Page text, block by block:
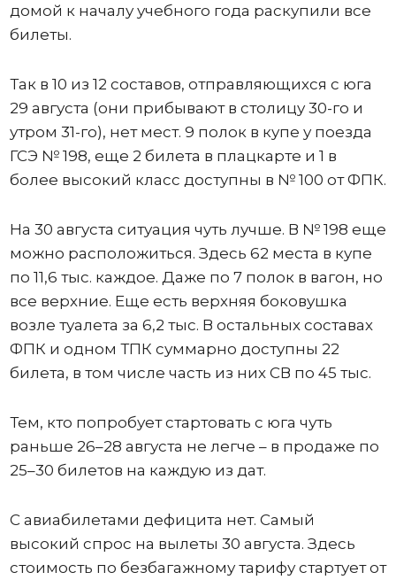
домой к началу учебного года раскупили все
билеты.
Так в 10 из 12 составов, отправляющихся с юга
29 августа (они прибывают в столицу 30-го и
утром 31-го), нет мест. 9 полок в купе у поезда
ГСЭ № 198, еще 2 билета в плацкарте и 1 в
более высокий класс доступны в № 100 от ФПК.
На 30 августа ситуация чуть лучше. В № 198 еще
можно расположиться. Здесь 62 места в купе
по 11,6 тыс. каждое. Даже по 7 полок в вагон, но
все верхние. Еще есть верхняя боковушка
возле туалета за 6,2 тыс. В остальных составах
ФПК и одном ТПК суммарно доступны 22
билета, в том числе часть из них СВ по 45 тыс.
Тем, кто попробует стартовать с юга чуть
раньше 26–28 августа не легче – в продаже по
25–30 билетов на каждую из дат.
С авиабилетами дефицита нет. Самый
высокий спрос на вылеты 30 августа. Здесь
стоимость по безбагажному тарифу стартует от